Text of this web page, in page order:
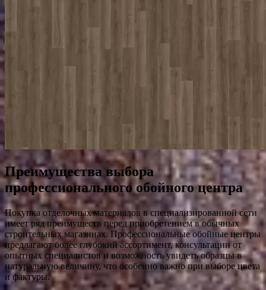
Преимущества выбора
профессионального обойного центра
Покупка отделочных материалов в специализированной сети
имеет ряд преимуществ перед приобретением в обычных
строительных магазинах. Профессиональные обойные центры
предлагают более глубокий ассортимент, консультации от
опытных специалистов и возможность увидеть образцы в
натуральную величину, что особенно важно при выборе цвета
и фактуры.